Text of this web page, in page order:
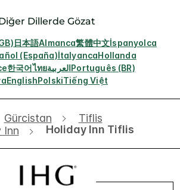
Dillerde Gözat
日本語Almanca繁體中文İspanyolca
(España)İtalyancaHollanda
한국어ไทยالعربيةPortuguês (BR)
EnglishPolskiTiếng Việt
Gürcistan
Tiflis
Inn
Holiday Inn Tiflis